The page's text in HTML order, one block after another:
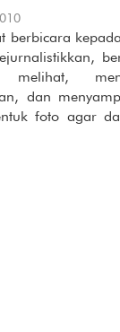
berbicara
melihat,
dan
foto agar